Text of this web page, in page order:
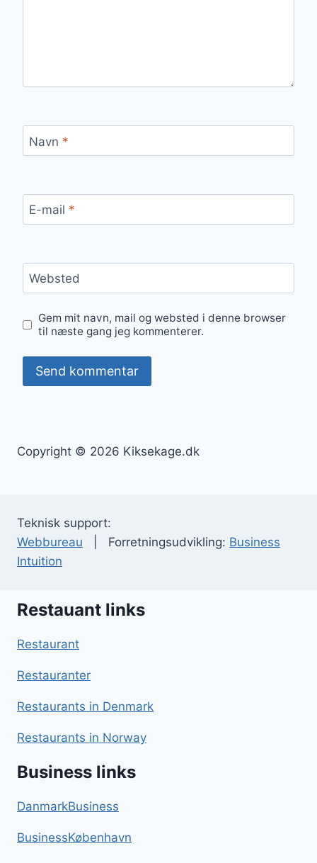
Navn *
E-mail *
Websted
Gem mit navn, mail og websted i denne browser
til næste gang jeg kommenterer.
Copyright © 2026 Kiksekage.dk
Teknisk support:
Webbureau | Forretningsudvikling: Business
Intuition
Restauant links
Restaurant
Restauranter
Restaurants in Denmark
Restaurants in Norway
Business links
DanmarkBusiness
BusinessKøbenhavn